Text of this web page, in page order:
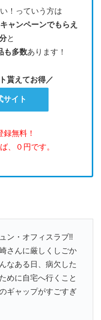
！っていう方は
キャンペーンでもらえ
と
も多数あります！
貰えてお得／
サイト
無料！
、０円です。
ン・オフィスラブ!!
さんに厳しくしごか
なある日、病欠した
めに自宅へ行くこと
ギャップがすごすぎ